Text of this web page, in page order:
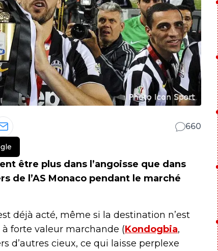
660
être plus dans l’angoisse que dans
de l’AS Monaco pendant le marché
déjà acté, même si la destination n’est
à forte valeur marchande (Kondogbia,
d’autres cieux, ce qui laisse perplexe